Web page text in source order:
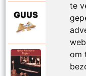
te
om
Guus
Guus
Samen